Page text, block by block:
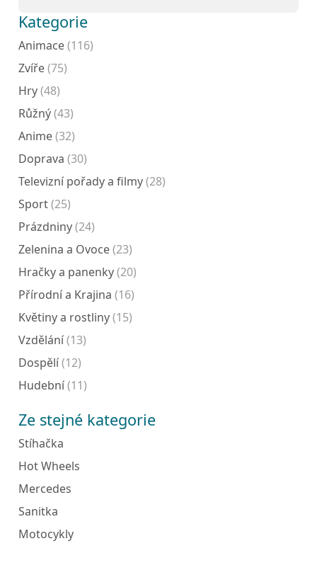
Kategorie
Animace(116)
Zvíře(75)
Hry(48)
Růžný(43)
Anime(32)
Doprava (30)
Televizní pořady a filmy(28)
Sport(25)
Prázdniny(24)
Zelenina a Ovoce(23)
Hračky a panenky(20)
Přírodní a Krajina (16)
Květiny a rostliny(15)
Vzdělání(13)
Dospělí(12)
Hudební(11)
Ze stejné kategorie
Stíhačka
Hot Wheels
Mercedes
Sanitka
Motocykly